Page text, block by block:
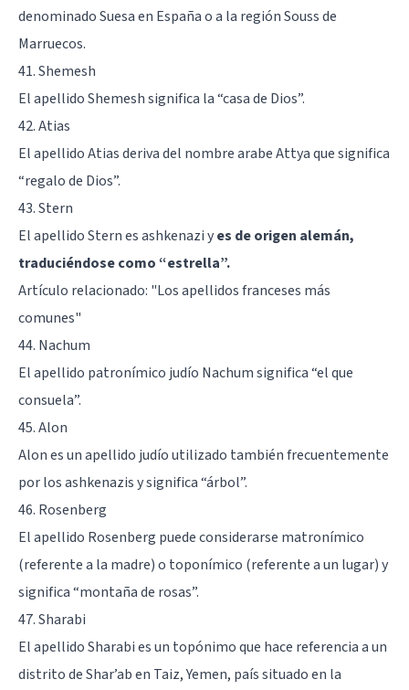
denominado Suesa en España o a la región Souss de
Marruecos.
41. Shemesh
El apellido Shemesh significa la “casa de Dios”.
42. Atias
El apellido Atias deriva del nombre arabe Attya que significa
“regalo de Dios”.
43. Stern
El apellido Stern es ashkenazi yes de origen alemán,
traduciéndose como “estrella”.
Artículo relacionado: "Los apellidos franceses más
comunes"
44. Nachum
El apellido patronímico judío Nachum significa “el que
consuela”.
45. Alon
Alon es un apellido judío utilizado también frecuentemente
por los ashkenazis y significa “árbol”.
46. Rosenberg
El apellido Rosenberg puede considerarse matronímico
(referente a la madre) o toponímico (referente a un lugar) y
significa “montaña de rosas”.
47. Sharabi
El apellido Sharabi es un topónimo que hace referencia a un
distrito de Shar’ab en Taiz, Yemen, país situado en la